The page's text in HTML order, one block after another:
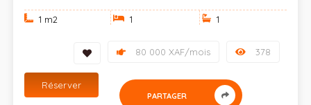
1 m2 1 1
378
80 000 XAF/mois
Réserver
PARTAGER